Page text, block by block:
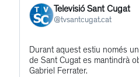
Televisió Sant Cugat
@tvsantcugat.cat
Get
to
Durant aquest estiu només
de Sant Cugat es mantindrà
Gabriel Ferrater.